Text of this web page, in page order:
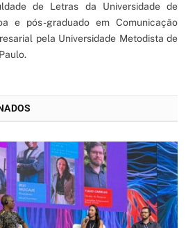
de Letras da Universidade de
e pós-graduado em Comunicação
pela Universidade Metodista de